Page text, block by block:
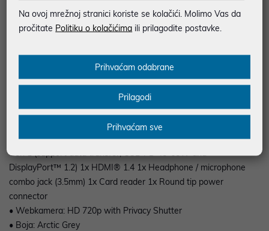
• Pohrana: 512GB SSD M.2 2242 PCIe® 4.0x4 NVMe®
• Dimenzije: 359.3 x 235 x 17.9 mm (14.15 x 9.25 x 0.70 inches)
• Baterija: 47Wh
• Operativni sistem: Windows® 11 Home, Croatian / Slovenian /
English
• Mreža: No Onboard Ethernet
• Bežična mreža: Wi-Fi® 6, 802.11ax 2x2 + BT5.2
• Portovi: 2x USB 3.2 Gen 1 2x USB 3.2 Gen 1 1x USB-C® 3.2
Gen 1 (support data transfer, USB PD 45-65W and
DisplayPort™ 1.2) 1x HDMI® 1.4 1x Headphone / microphone
combo jack (3.5mm) 1x Card reader 1x Round tip power
connector
• Webkamera: HD 720p with Privacy Shutter
• Boja: Arctic Grey
Na ovoj mrežnoj stranici koriste se kolačići. Molimo Vas da
pročitate Politiku o kolačićima ili prilagodite postavke.
Prihvaćam odabrane
Prilagodi
Prihvaćam sve